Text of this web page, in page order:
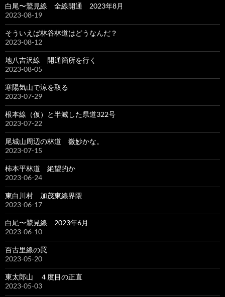
白尾〜鷲見線 全線開通 2023年8月
2023-08-19
そういえば林谷林道はどうなんだ？
2023-08-12
地八吉沢線 開通箇所を行く
2023-08-05
寒陽気山で涼を取る
2023-07-29
根本線（仮）と半滅した県道322号
2023-07-22
尾城山周辺の林道 微妙かな。
2023-07-15
柿本平林道 絶望的か
2023-06-24
東白川村 加茂東線界隈
2023-06-17
白尾〜鷲見線 2023年6月
2023-06-10
百古里線の罠
2023-05-20
東太郎山 ４度目の正直
2023-05-03